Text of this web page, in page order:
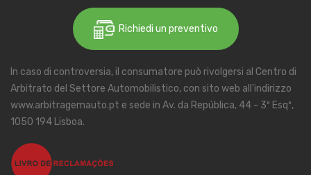
Richiedi un preventivo
In caso di controversia, il consumatore può rivolgersi al Centro di
Arbitrato del Settore Automobilistico, con sito web all'indirizzo
www.arbitragemauto.pt e sede in Av. da República, 44 - 3º Esqº,
1050 194 Lisboa.